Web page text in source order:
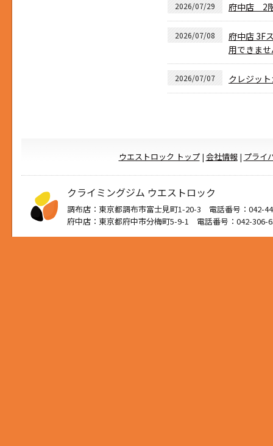
2026/07/29 府中店 2
2026/07/08
府中店 3F
用できま
2026/07/07 クレジッ
ウエストロック トップ| 会社情報| プライ
クライミングジム ウエストロック
調布店：東京都調布市富士見町1-20-3 電話番号：042-
府中店：東京都府中市分梅町5-9-1 電話番号：042-306-